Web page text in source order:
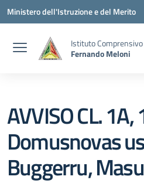
Vai ai contenuti
Vai al menu di navigazione
Vai al footer
Ministero dell'Istruzione e del Merito
Istituto
Fernando Meloni
AVVISO CL. 1A,
Domusnovas
Buggerru,